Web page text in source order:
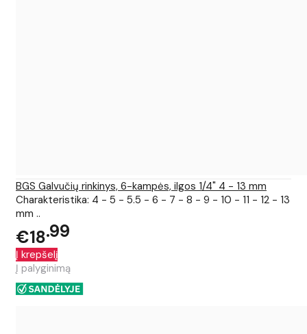
BGS Galvučių rinkinys, 6-kampės, ilgos 1/4" 4 - 13 mm
Charakteristika: 4 - 5 - 5.5 - 6 - 7 - 8 - 9 - 10 - 11 - 12 - 13
mm ..
€18 99
Į krepšelį
Į palyginimą